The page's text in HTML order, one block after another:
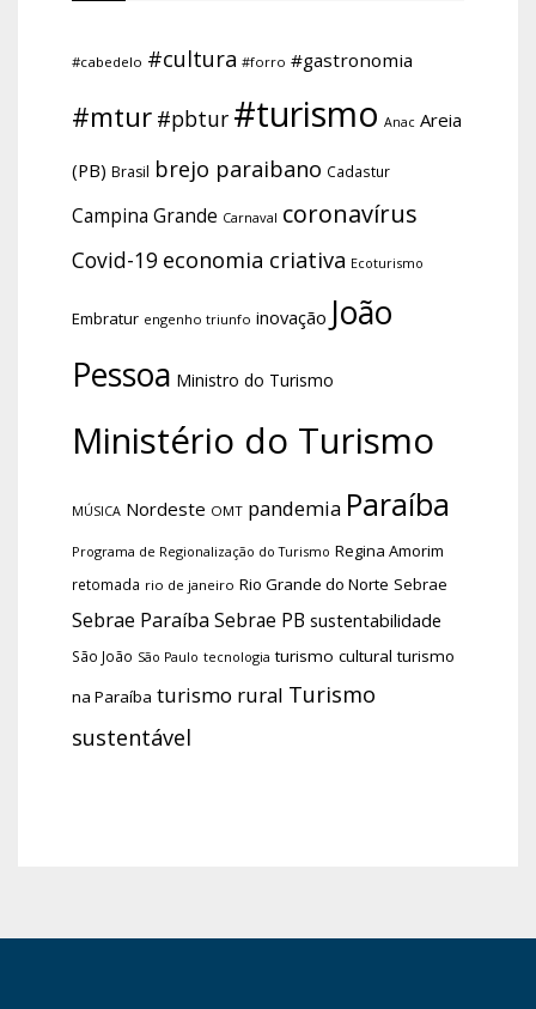
#cabedelo #cultura #forro #gastronomia
#mtur #pbtur #turismo Anac Areia
(PB) Brasil brejo paraibano Cadastur
Campina Grande Carnaval coronavírus
Covid-19 economia criativa Ecoturismo
Embratur engenho triunfo inovação João
Pessoa Ministro do Turismo
Ministério do Turismo
MÚSICA Nordeste OMT pandemia Paraíba
Programa de Regionalização do Turismo Regina Amorim
retomada rio de janeiro Rio Grande do Norte Sebrae
Sebrae Paraíba Sebrae PB sustentabilidade
São João São Paulo tecnologia turismo cultural turismo
na Paraíba turismo rural Turismo
sustentável